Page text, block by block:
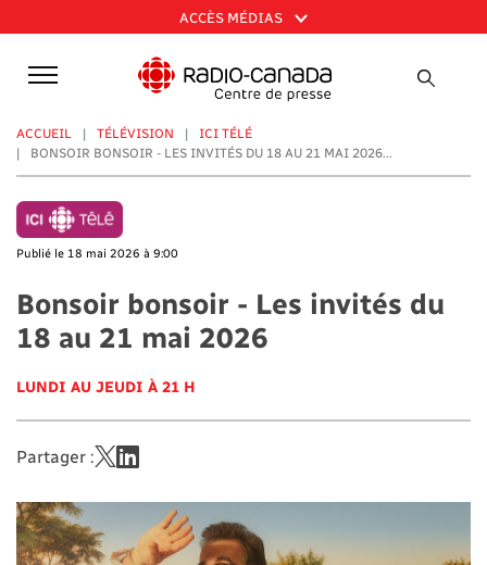
au
contenu
principal
ACCÈS MÉDIAS
ACCUEIL TÉLÉVISION
ICI TÉLÉ
BONSOIR BONSOIR - LES INVITÉS DU 18 AU 21 MAI 2026...
Publié le 18 mai 2026 à 9:00
Bonsoir bonsoir - Les invités du
18 au 21 mai 2026
LUNDI AU JEUDI À 21 H
Partager :